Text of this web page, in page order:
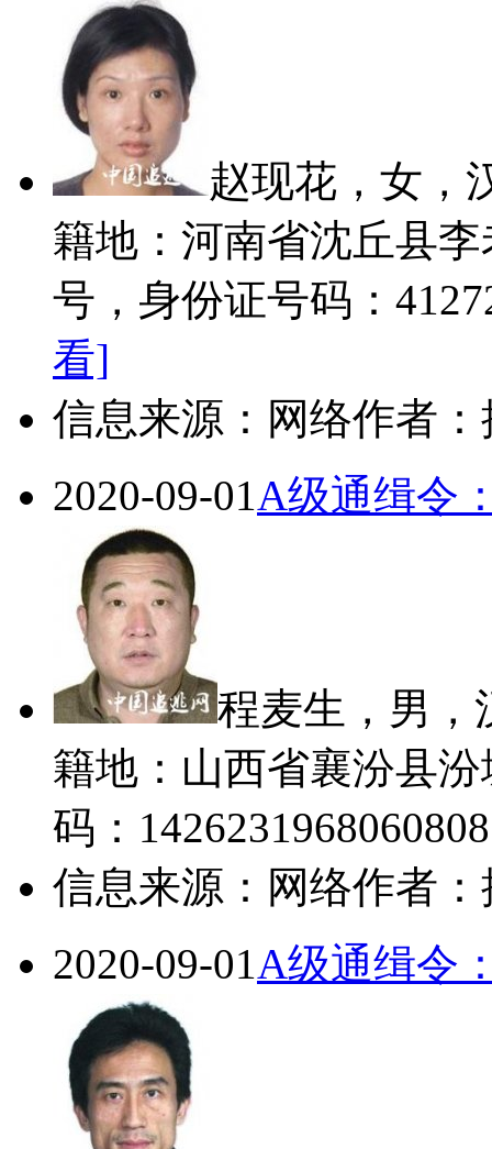
赵现花，女，
籍地：河南省沈丘县
号，身份证号码：
看]
信息来源：网络作者：
2020-09-01A级通缉令
程麦生，男，
籍地：山西省襄汾县
码：
信息来源：网络作者：
2020-09-01A级通缉令